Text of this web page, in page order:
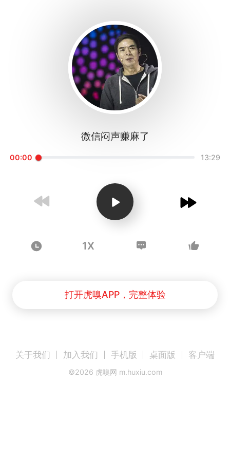
微信闷声赚麻了
00:00 13:29
1X
打开虎嗅APP，完整体验
关于我们 加入我们 手机版 桌面版 客户端
©2026 虎嗅网 m.huxiu.com